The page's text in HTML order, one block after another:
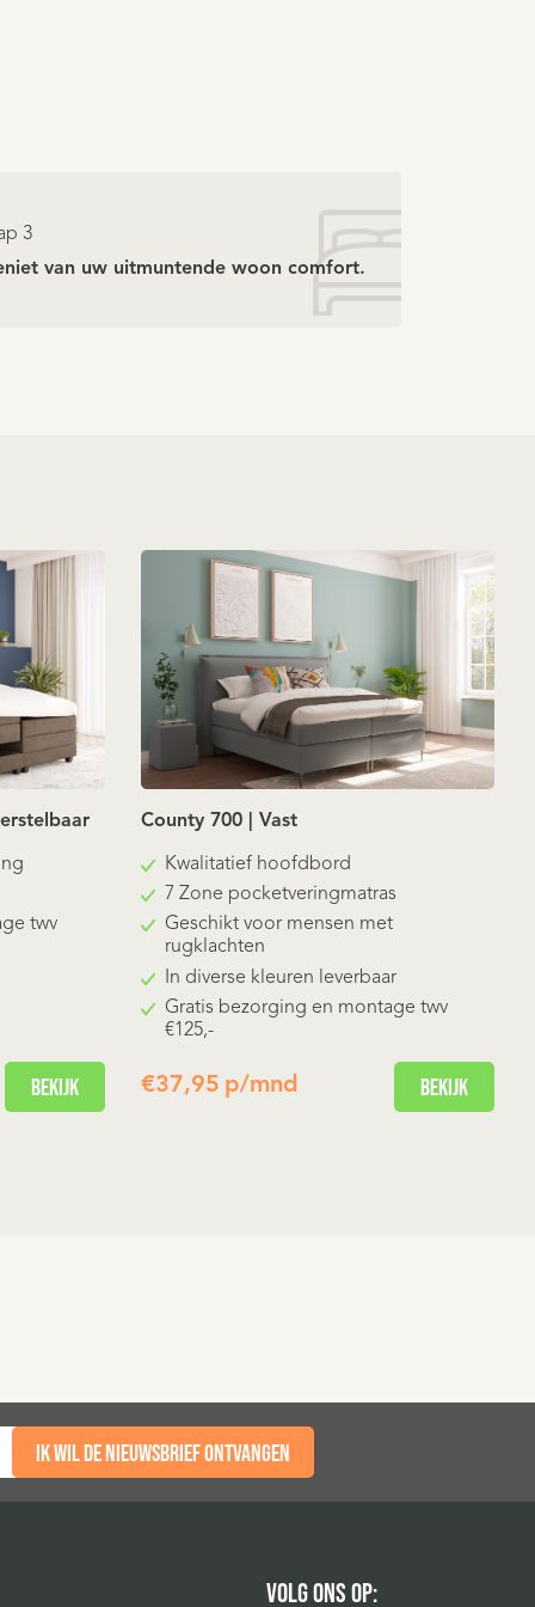
3
van uw uitmuntende woon comfort.
twv
Bekijk
County 700 | Vast
Kwalitatief hoofdbord
7 Zone pocketveringmatras
Geschikt voor mensen met
rugklachten
In diverse kleuren leverbaar
Gratis bezorging en montage twv
€125,-
€37,95 p/mnd Bekijk
Ik wil de nieuwsbrief ontvangen
VOLG ONS OP: